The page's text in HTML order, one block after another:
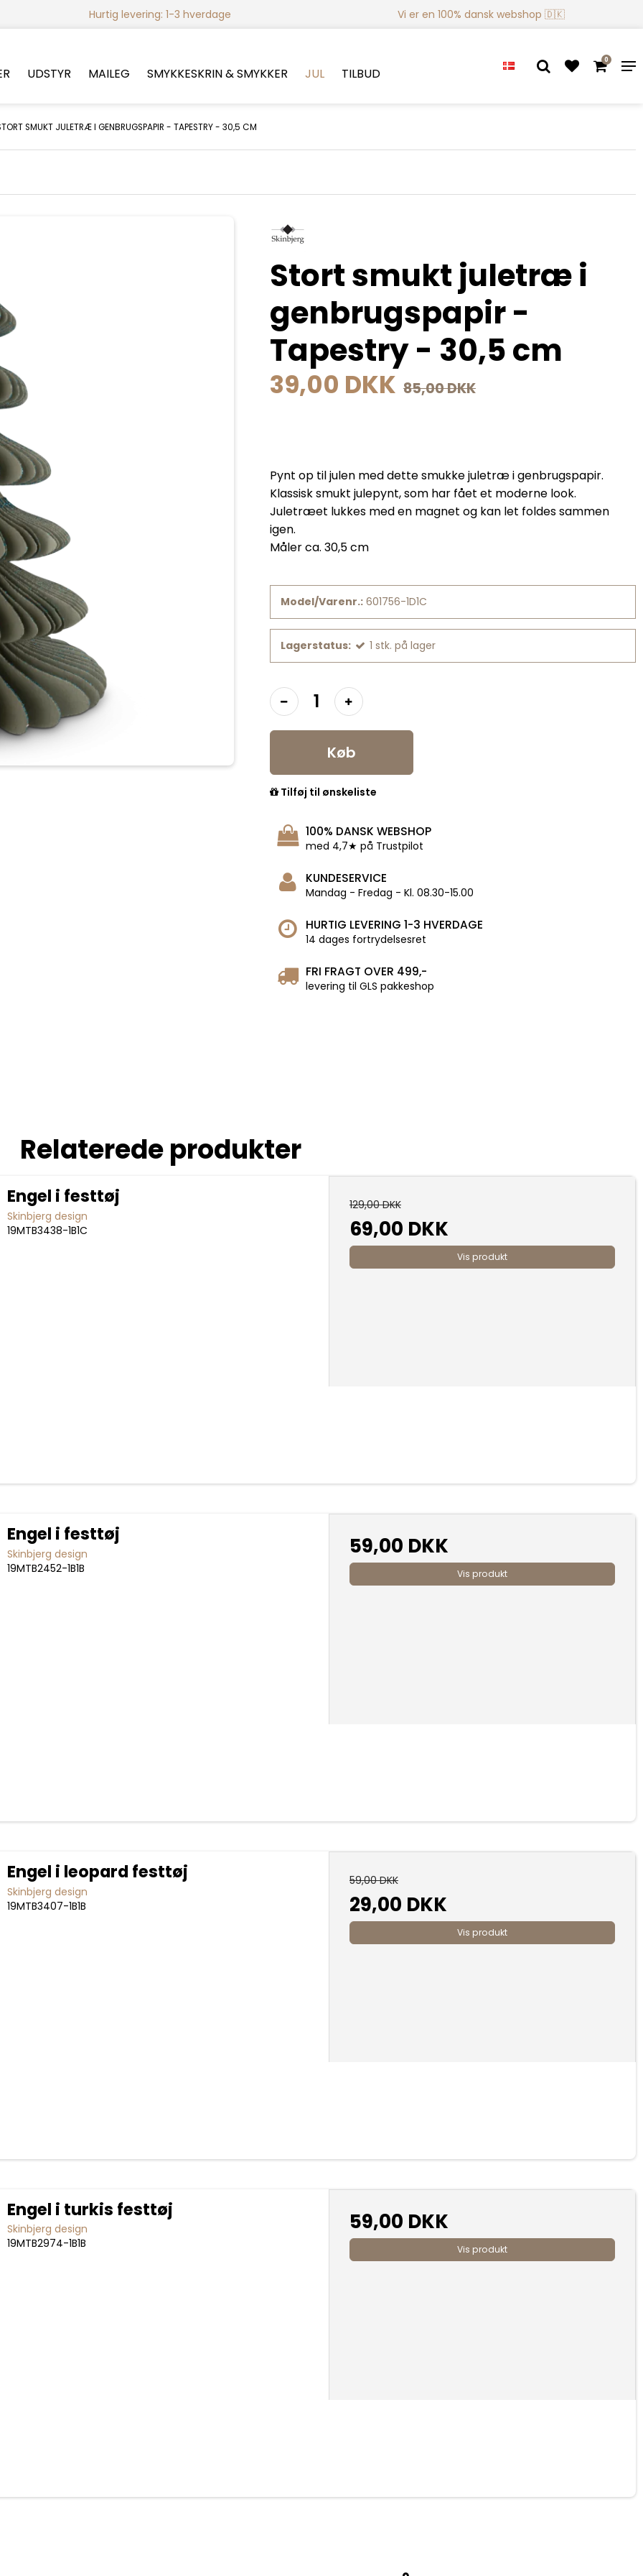
Hurtig levering: 1-3 hverdage Vi er en 100% dansk webshop 🇩🇰
UDSTYR MAILEG SMYKKESKRIN & SMYKKER JUL TILBUD
0
SMUKT JULETRÆ I GENBRUGSPAPIR - TAPESTRY - 30,5 CM
Stort smukt juletræ i
genbrugspapir -
Tapestry - 30,5 cm
39,00 DKK 85,00 DKK
Pynt op til julen med dette smukke juletræ i genbrugspapir.
Klassisk smukt julepynt, som har fået et moderne look.
Juletræet lukkes med en magnet og kan let foldes sammen
igen.
Måler ca. 30,5 cm
Model/Varenr.: 601756-1D1C
Lagerstatus: 1 stk. på lager
Køb
Tilføj til ønskeliste
FRI FRAGT OVER 499,-
levering til GLS pakkeshop
HURTIG LEVERING 1-3 HVERDAGE
14 dages fortrydelsesret
KUNDESERVICE
Mandag - Fredag - Kl. 08.30-15.00
100% DANSK WEBSHOP
med 4,7★ på Trustpilot
Relaterede produkter
Engel i festtøj
Skinbjerg design
19MTB3438-1B1C
129,00 DKK
69,00 DKK
Vis produkt
Engel i festtøj
Skinbjerg design
19MTB2452-1B1B
59,00 DKK
Vis produkt
Engel i leopard festtøj
Skinbjerg design
19MTB3407-1B1B
59,00 DKK
29,00 DKK
Vis produkt
Engel i turkis festtøj
Skinbjerg design
19MTB2974-1B1B
59,00 DKK
Vis produkt